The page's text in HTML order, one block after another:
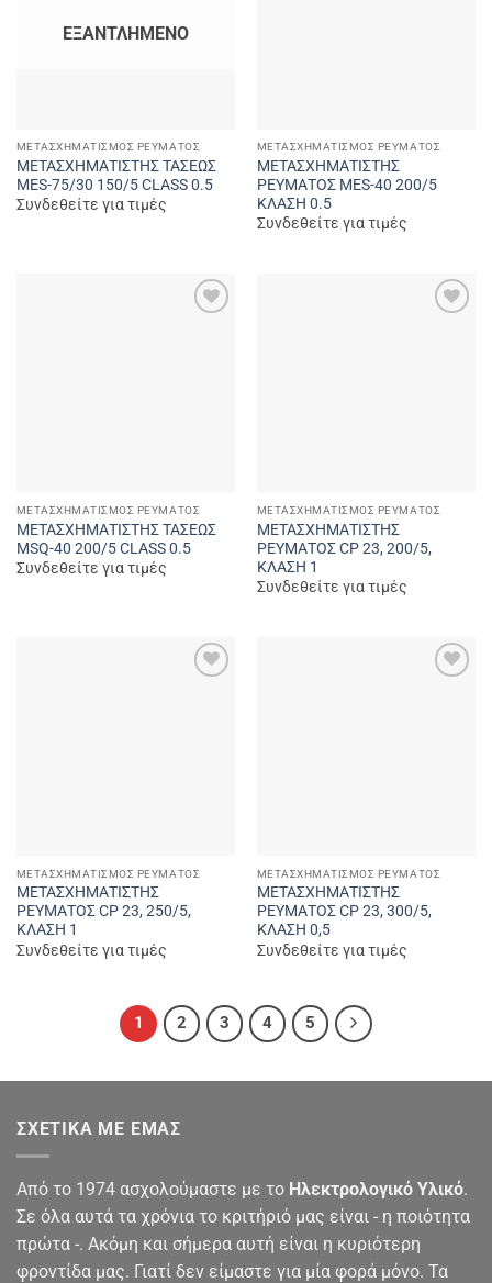
ΕΞΑΝΤΛΗΜΈΝΟ
ΜΕΤΑΣΧΗΜΑΤΙΣΜΌΣ ΡΕΎΜΑΤΟΣ
ΜΕΤΑΣΧΗΜΑΤΙΣΤΗΣ ΤΑΣΕΩΣ
MES-75/30 150/5 CLASS 0.5
Συνδεθείτε για τιμές
ΜΕΤΑΣΧΗΜΑΤΙΣΜΌΣ ΡΕΎΜΑΤΟΣ
ΜΕΤΑΣΧΗΜΑΤΙΣΤΗΣ
ΡΕΥΜΑΤΟΣ MES-40 200/5
ΚΛΑΣΗ 0.5
Συνδεθείτε για τιμές
ΜΕΤΑΣΧΗΜΑΤΙΣΜΌΣ ΡΕΎΜΑΤΟΣ
ΜΕΤΑΣΧΗΜΑΤΙΣΤΗΣ ΤΑΣΕΩΣ
MSQ-40 200/5 CLASS 0.5
Συνδεθείτε για τιμές
ΜΕΤΑΣΧΗΜΑΤΙΣΜΌΣ ΡΕΎΜΑΤΟΣ
ΜΕΤΑΣΧΗΜΑΤΙΣΤΗΣ
ΡΕΥΜΑΤΟΣ CP 23, 200/5,
ΚΛΑΣΗ 1
Συνδεθείτε για τιμές
ΜΕΤΑΣΧΗΜΑΤΙΣΜΌΣ ΡΕΎΜΑΤΟΣ
ΜΕΤΑΣΧΗΜΑΤΙΣΤΗΣ
ΡΕΥΜΑΤΟΣ CP 23, 250/5,
ΚΛΑΣΗ 1
Συνδεθείτε για τιμές
ΜΕΤΑΣΧΗΜΑΤΙΣΜΌΣ ΡΕΎΜΑΤΟΣ
ΜΕΤΑΣΧΗΜΑΤΙΣΤΗΣ
ΡΕΥΜΑΤΟΣ CP 23, 300/5,
ΚΛΑΣΗ 0,5
Συνδεθείτε για τιμές
1 2 3 4 5
ΣΧΕΤΙΚΆ ΜΕ ΕΜΆΣ
Από το 1974 ασχολούμαστε με το Ηλεκτρολογικό Υλικό.
Σε όλα αυτά τα χρόνια το κριτήριό μας είναι - η ποιότητα
πρώτα -. Ακόμη και σήμερα αυτή είναι η κυριότερη
φροντίδα μας. Γιατί δεν είμαστε για μία φορά μόνο. Τα